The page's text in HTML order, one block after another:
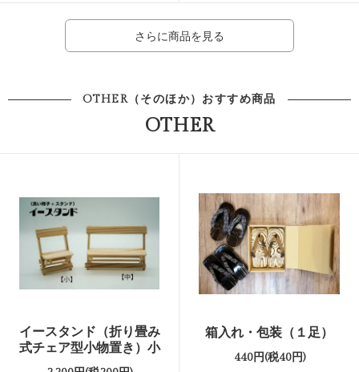
さらに商品を見る
OTHER（そのほか）おすすめ商品
OTHER
イースタンド（折り畳み
式チェア型小物置き）小
箱入れ・包装（１足）
440円(税40円)